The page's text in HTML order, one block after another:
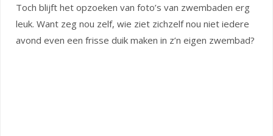
Toch blijft het opzoeken van foto’s van zwembaden erg
leuk. Want zeg nou zelf, wie ziet zichzelf nou niet iedere
avond even een frisse duik maken in z’n eigen zwembad?